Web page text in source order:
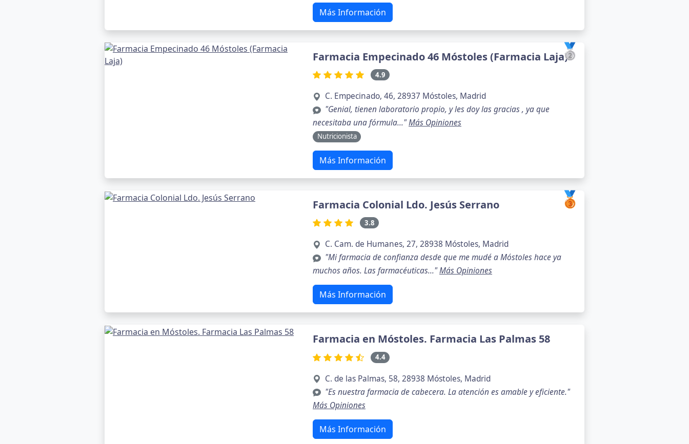
Más Información
🥈
Farmacia Empecinado 46 Móstoles (Farmacia Laja)
4.9
C. Empecinado, 46, 28937 Móstoles, Madrid
"Genial, tienen laboratorio propio, y les doy las gracias , ya que
necesitaba una fórmula..."Más Opiniones
Nutricionista
Más Información
🥉
Farmacia Colonial Ldo. Jesús Serrano
3.8
C. Cam. de Humanes, 27, 28938 Móstoles, Madrid
"Mi farmacia de confianza desde que me mudé a Móstoles hace ya
muchos años. Las farmacéuticas..."Más Opiniones
Más Información
Farmacia en Móstoles. Farmacia Las Palmas 58
4.4
C. de las Palmas, 58, 28938 Móstoles, Madrid
"Es nuestra farmacia de cabecera. La atención es amable y eficiente."
Más Opiniones
Más Información